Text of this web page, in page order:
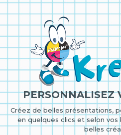
PERSONNALISEZ
Créez de belles présentations,
en quelques clics et selon
belles